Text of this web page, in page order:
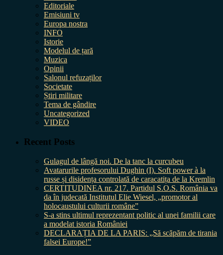
Editoriale
Emisiuni tv
Europa nostra
INFO
Istorie
Modelul de țară
Muzica
Opinii
Salonul refuzaților
Societate
Știri militare
Tema de gândire
Uncategorized
VIDEO
Recent Posts
Gulagul de lângă noi. De la tanc la curcubeu
Avatarurile profesorului Dughin (I). Soft power à la
russe și disidența controlată de caracatița de la Kremlin
CERTITUDINEA nr. 217. Partidul S.O.S. România va
da în judecată Institutul Elie Wiesel, „promotor al
holocaustului culturii române”
S-a stins ultimul reprezentant politic al unei familii care
a modelat istoria României
DECLARAȚIA DE LA PARIS: „Să scăpăm de tirania
falsei Europe!”